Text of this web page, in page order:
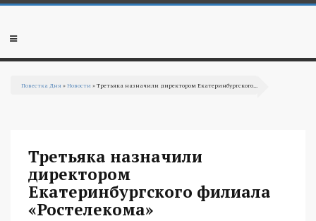
Перейти к основному содержанию
Мобильное
Повестка Дня »Новости » Третьяка назначили директором Екатеринбургского...
Третьяка назначили
директором
Екатеринбургского филиала
«Ростелекома»